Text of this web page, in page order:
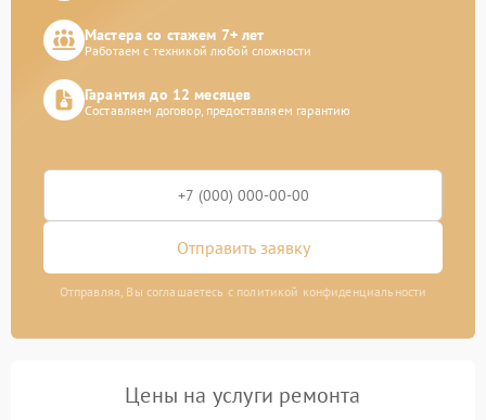
Мастера со стажем 7+ лет
Работаем с техникой любой сложности
Гарантия до 12 месяцев
Составляем договор, предоставляем гарантию
Отправить заявку
Отправляя, Вы соглашаетесь с политикой конфиденциальности
Цены на услуги ремонта